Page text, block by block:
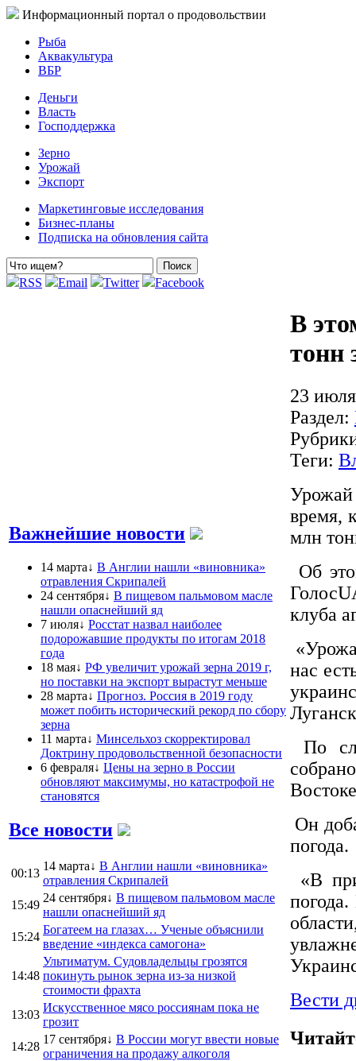
Информационный портал о продовольствии
Рыба
Аквакультура
ВБР
Деньги
Власть
Господдержка
Зерно
Урожай
Экспорт
Маркетинговые исследования
Бизнес-планы
Подписка на обновления сайта
RSS Email Twitter Facebook
Важнейшие новости
14 марта↓ В Англии нашли «виновника»
отравления Скрипалей
24 сентября↓ В пищевом пальмовом масле
нашли опаснейший яд
7 июля↓ Росстат назвал наиболее
подорожавшие продукты по итогам 2018
года
18 мая↓ РФ увеличит урожай зерна 2019 г,
но поставки на экспорт вырастут меньше
28 марта↓ Прогноз. Россия в 2019 году
может побить исторический рекорд по сбору
зерна
11 марта↓ Минсельхоз скорректировал
Доктрину продовольственной безопасности
6 февраля↓ Цены на зерно в России
обновляют максимумы, но катастрофой не
становятся
Все новости
00:13
14 марта↓ В Англии нашли «виновника»
отравления Скрипалей
15:49
24 сентября↓ В пищевом пальмовом масле
нашли опаснейший яд
15:24
Богатеем на глазах… Ученые объяснили
введение «индекса самогона»
14:48
Ультиматум. Судовладельцы грозятся
покинуть рынок зерна из-за низкой
стоимости фрахта
13:03
Искусственное мясо россиянам пока не
грозит
14:28
17 сентября↓ В России могут ввести новые
ограничения на продажу алкоголя
В
тонн
23
Раздел:
Теги:
Урожай
время,
млн
Об
клуба
нас
По
Он
погода.
«В
Вести